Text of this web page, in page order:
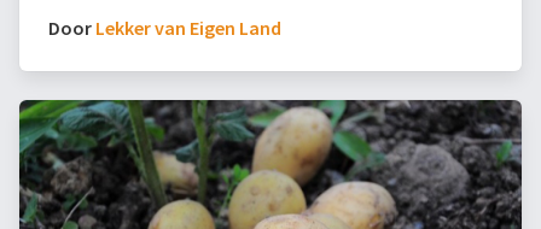
Door Lekker van Eigen Land